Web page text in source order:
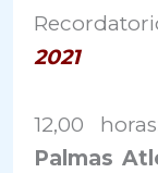
2021
12,00
Palmas